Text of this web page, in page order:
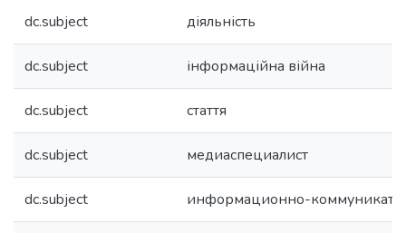
dc.subject діяльність
dc.subject інформаційна війна
dc.subject стаття
dc.subject медиаспециалист
dc.subject информационно-